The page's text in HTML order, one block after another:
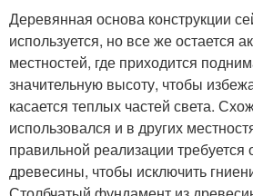
Деревянная основа конструкции
используется, но все же остается
местностей, где приходится
значительную высоту, чтобы
касается теплых частей света.
использовался и в других
правильной реализации требуется
древесины, чтобы исключить